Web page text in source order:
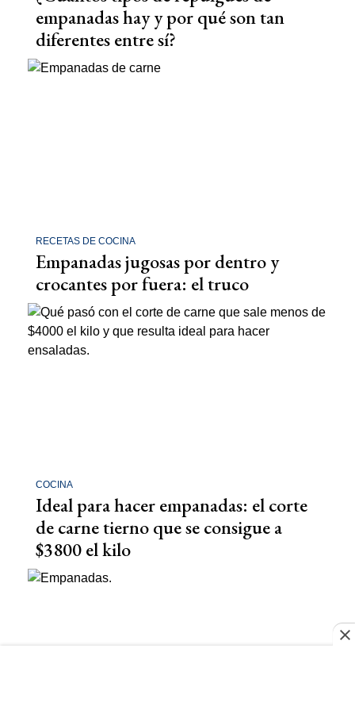
empanadas hay y por qué son tan
diferentes entre sí?
RECETAS DE COCINA
Empanadas jugosas por dentro y
crocantes por fuera: el truco
COCINA
Ideal para hacer empanadas: el corte
de carne tierno que se consigue a
$3800 el kilo